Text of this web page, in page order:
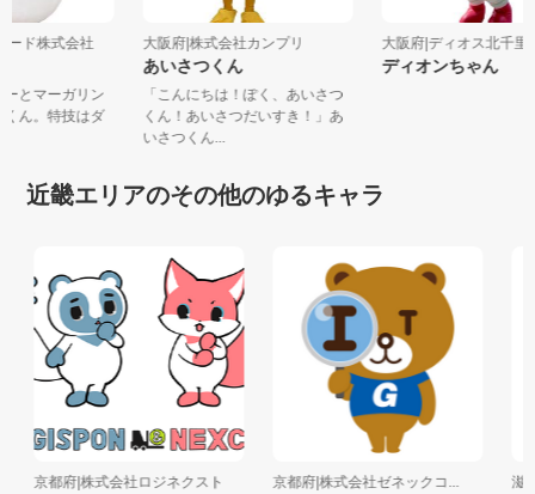
ード株式会社
ーとマーガリン
くん。特技はダ
大阪府|株式会社カンプリ
あいさつくん
「こんにちは！ぽく、あいさつ
くん！あいさつだいすき！」あ
いさつくん...
大阪府|ディオス北千
ディオンちゃん
近畿エリアのその他のゆるキャラ
京都府|株式会社ロジネクスト 京都府|株式会社ゼネックコ... 滋